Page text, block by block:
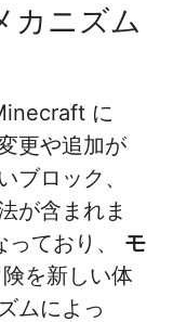
カニズム
に
更や追加が
ブロック、
が含まれま
っており、 モ
を新しい体
ムによっ